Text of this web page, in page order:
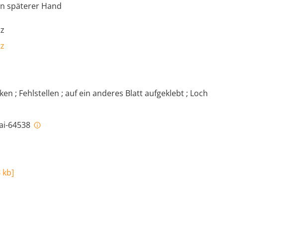
späterer Hand
; Fehlstellen ; auf ein anderes Blatt aufgeklebt ; Loch
64538
kb]